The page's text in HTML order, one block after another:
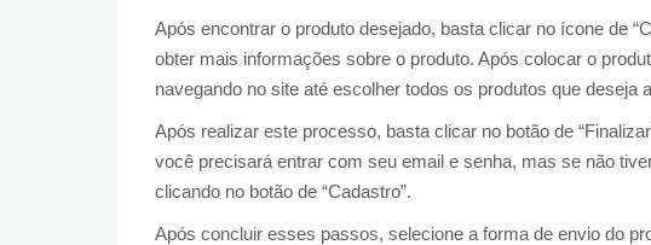
Após encontrar o produto desejado, basta clicar no ícone de
obter mais informações sobre o produto. Após colocar o
navegando no site até escolher todos os produtos que deseja
Após realizar este processo, basta clicar no botão de
você precisará entrar com seu email e senha, mas se não
clicando no botão de “Cadastro”.
Após concluir esses passos, selecione a forma de envio do